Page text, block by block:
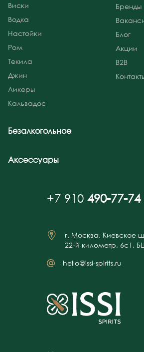
Виски
Водка
Настойки
Ром
Текила
Джин
Ликеры
Кальвадос
Безалкогольное
Аксессуары
Бренды
Блог
Акции
B2B
+7 910 490-77-74
г. Москва, Киевское
22-й километр, 6с1,
hello@issi-spirits.ru